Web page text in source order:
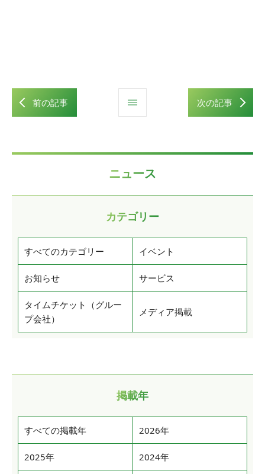
前の記事 次の記事
ニュース
カテゴリー
すべてのカテゴリー イベント
お知らせ サービス
タイムチケット（グルー
プ会社）
メディア掲載
掲載年
すべての掲載年 2026年
2025年 2024年